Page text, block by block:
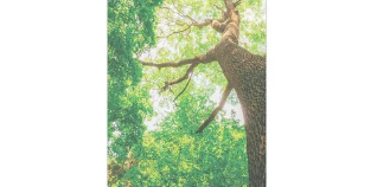
ボディミルク
トリートメント